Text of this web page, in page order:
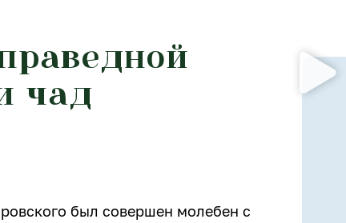
чад
был совершен молебен с